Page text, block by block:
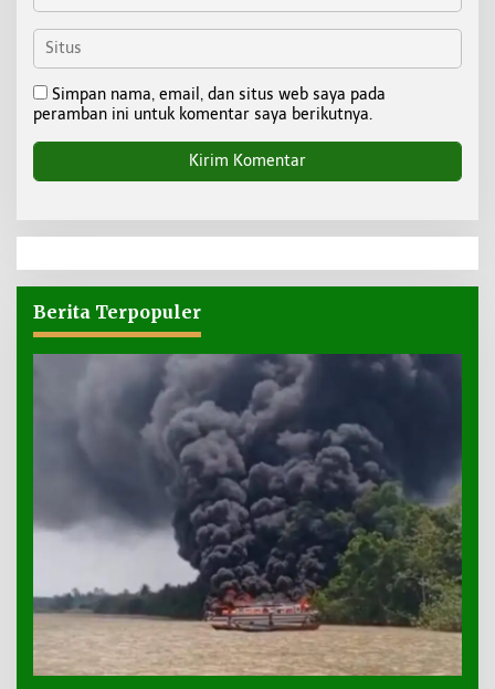
Simpan nama, email, dan situs web saya pada
peramban ini untuk komentar saya berikutnya.
Berita Terpopuler